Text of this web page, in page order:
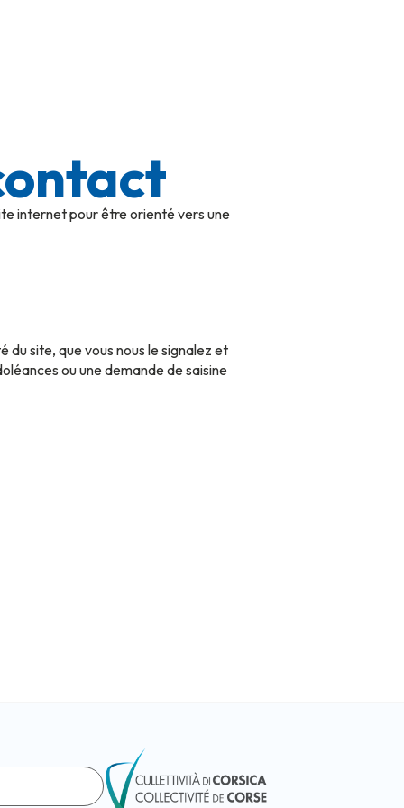
internet pour être orienté vers une
du site, que vous nous le signalez et
ou une demande de saisine